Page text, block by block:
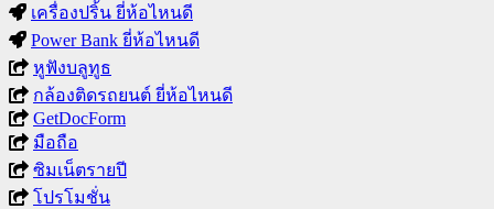
เครื่องปริ้น ยี่ห้อไหนดี
Power Bank ยี่ห้อไหนดี
หูฟังบลูทูธ
กล้องติดรถยนต์ ยี่ห้อไหนดี
GetDocForm
มือถือ
ซิมเน็ตรายปี
โปรโมชั่น